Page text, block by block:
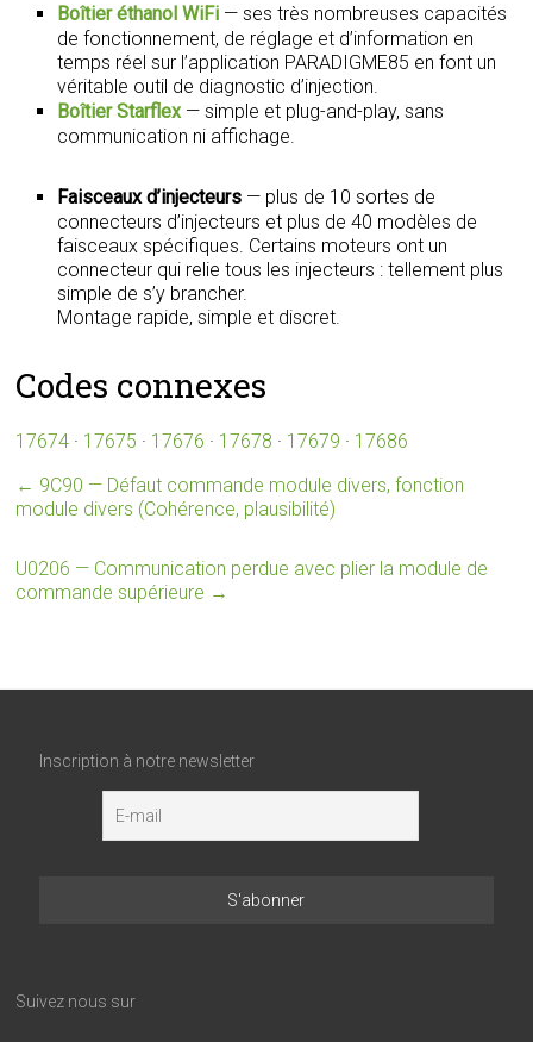
Boîtier éthanol WiFi — ses très nombreuses capacités
de fonctionnement, de réglage et d’information en
temps réel sur l’application PARADIGME85 en font un
véritable outil de diagnostic d’injection.
Boîtier Starflex— simple et plug-and-play, sans
communication ni affichage.
Faisceaux d’injecteurs — plus de 10 sortes de
connecteurs d’injecteurs et plus de 40 modèles de
faisceaux spécifiques. Certains moteurs ont un
connecteur qui relie tous les injecteurs : tellement plus
simple de s’y brancher.
Montage rapide, simple et discret.
Codes connexes
17674 · 17675 · 17676 · 17678 · 17679 · 17686
← 9C90 — Défaut commande module divers, fonction
module divers (Cohérence, plausibilité)
U0206 — Communication perdue avec plier la module de
commande supérieure →
Inscription à notre newsletter
Suivez nous sur